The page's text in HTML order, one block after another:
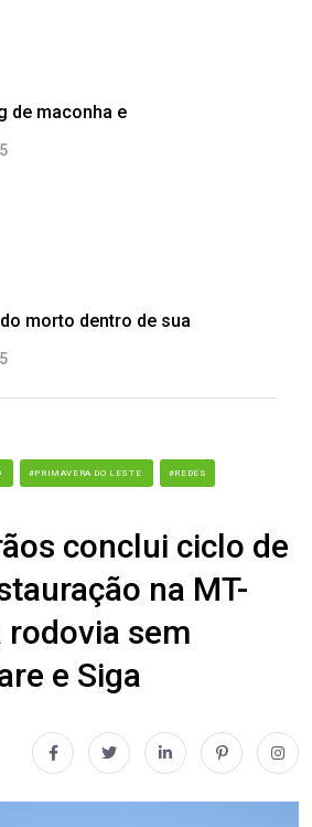
de maconha e
morto dentro de sua
#PRIMAVERA DO LESTE #REDES
conclui ciclo de
na MT-
rodovia sem
e Siga